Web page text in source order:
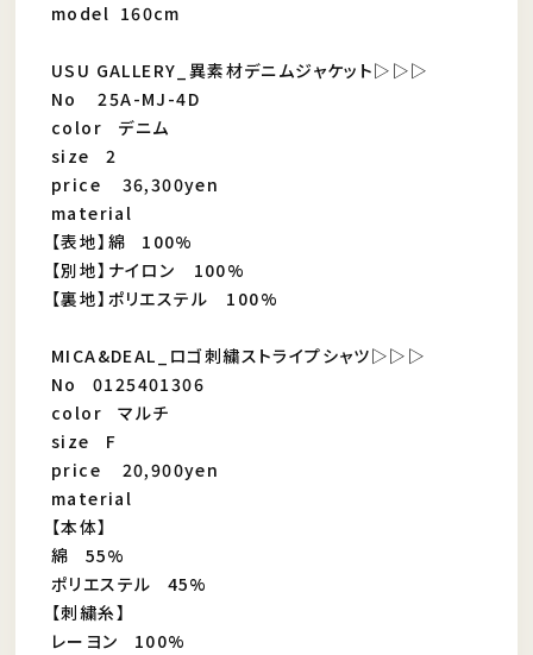
model 160cm
USU GALLERY_異素材デニムジャケット▷▷▷
No 25A-MJ-4D
color デニム
size 2
price 36,300yen
material
【表地】綿 100%
【別地】ナイロン 100%
【裏地】ポリエステル 100%
MICA&DEAL_ロゴ刺繍ストライプシャツ▷▷▷
No 0125401306
color マルチ
size F
price 20,900yen
material
【本体】
綿 55%
ポリエステル 45%
【刺繍糸】
レーヨン 100%